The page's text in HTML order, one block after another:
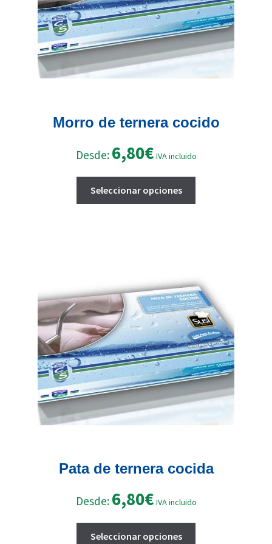
la
página
de
producto
Morro de ternera cocido
Desde: 6,80€ IVA incluido
Seleccionar opciones
se
pueden
elegir
en
la
página
de
producto
Pata de ternera cocida
Desde: 6,80€ IVA incluido
Seleccionar opciones